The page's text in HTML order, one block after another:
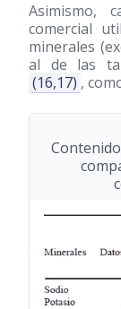
Asimismo,
comercial
minerales
al de las
(16,17) ,